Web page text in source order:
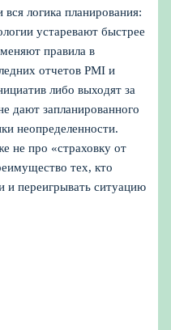
логика планирования:
устаревают быстрее
правила в
отчетов PMI и
либо выходят за
дают запланированного
неопределенности.
не про «страховку от
тех, кто
и переигрывать ситуацию